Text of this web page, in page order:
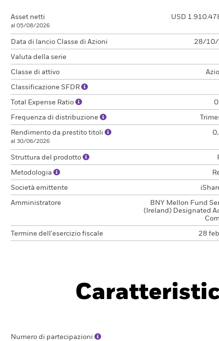
Asset netti
al 05/08/2026
USD
Data di lancio Classe di Azioni 28/10/
Valuta della serie
Classe di attivo
Classificazione SFDR
Total Expense Ratio
Frequenza di distribuzione
Rendimento da prestito titoli
al 30/06/2026
Struttura del prodotto
Metodologia
Società emittente
Amministratore
BNY Mellon Fund
(Ireland) Designated
Termine dell'esercizio fiscale 28
Numero di partecipazioni